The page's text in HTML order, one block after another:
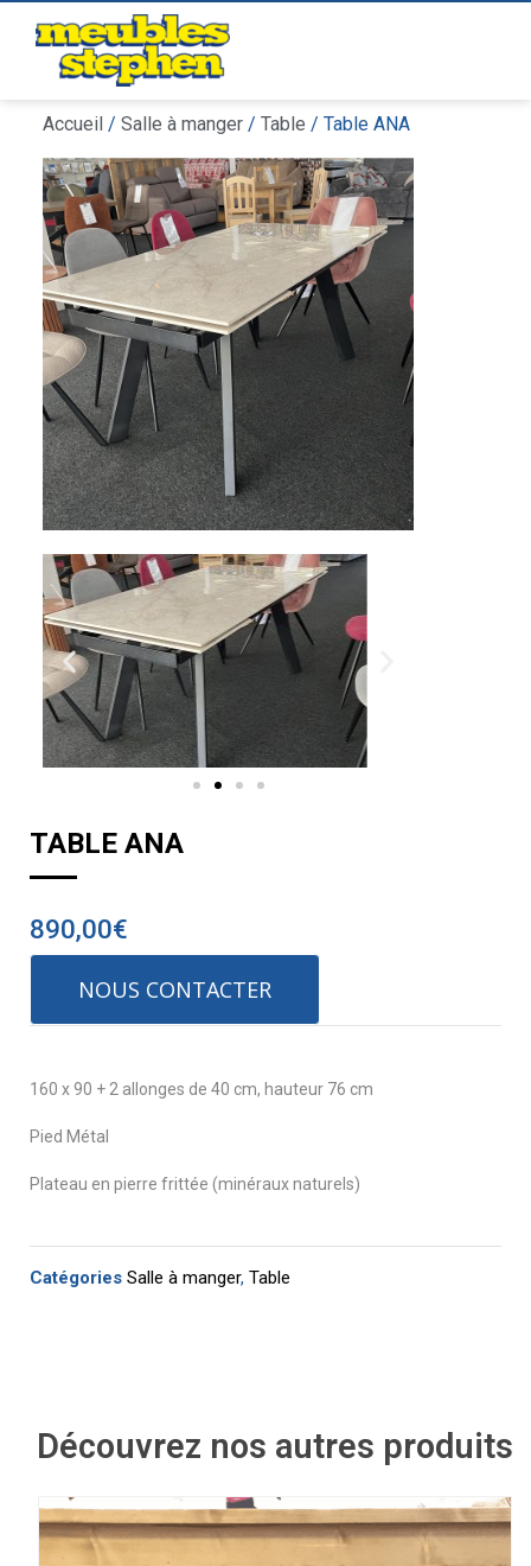
Accueil / Salle à manger/ Table / Table ANA
TABLE ANA
890,00€
NOUS CONTACTER
160 x 90 + 2 allonges de 40 cm, hauteur 76 cm
Pied Métal
Plateau en pierre frittée (minéraux naturels)
Catégories Salle à manger, Table
Découvrez nos autres produits